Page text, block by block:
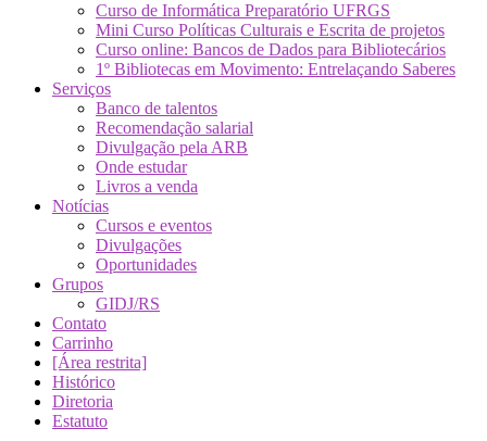
Curso de Informática Preparatório UFRGS
Mini Curso Políticas Culturais e Escrita de projetos
Curso online: Bancos de Dados para Bibliotecários
1º Bibliotecas em Movimento: Entrelaçando Saberes
Serviços
Banco de talentos
Recomendação salarial
Divulgação pela ARB
Onde estudar
Livros a venda
Notícias
Cursos e eventos
Divulgações
Oportunidades
Grupos
GIDJ/RS
Contato
Carrinho
[Área restrita]
Histórico
Diretoria
Estatuto